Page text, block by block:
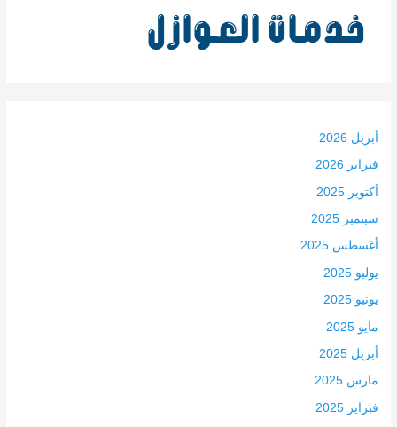
أبريل 2026
فبراير 2026
أكتوبر 2025
سبتمبر 2025
أغسطس 2025
يوليو 2025
يونيو 2025
مايو 2025
أبريل 2025
مارس 2025
فبراير 2025